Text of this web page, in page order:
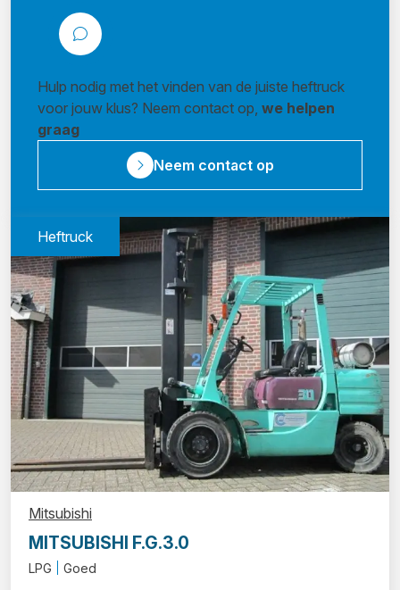
Hulp nodig met het vinden van de juiste heftruck
voor jouw klus? Neem contact op, we helpen
graag
Neem contact op
Heftruck
Mitsubishi
MITSUBISHI F.G.3.0
LPG Goed